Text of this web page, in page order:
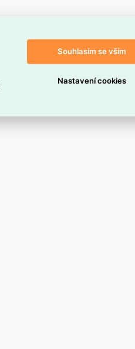
Souhlasím se vším
Nastavení cookies